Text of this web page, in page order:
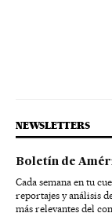
NEWSLETTERS
Boletín de
Cada semana en tu
reportajes y análisis
más relevantes del